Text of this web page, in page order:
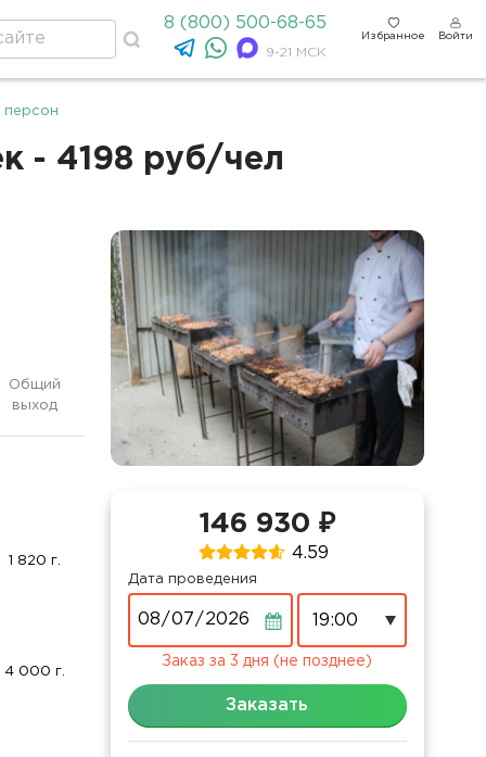
8 (800) 500-68-65
9-21 МСК
Избранное Войти
персон
- 4198 руб/чел
Общий
выход
1 820 г.
4 000 г.
146 930 ₽
4.59
Дата проведения
Заказ за 3 дня (не позднее)
Заказать